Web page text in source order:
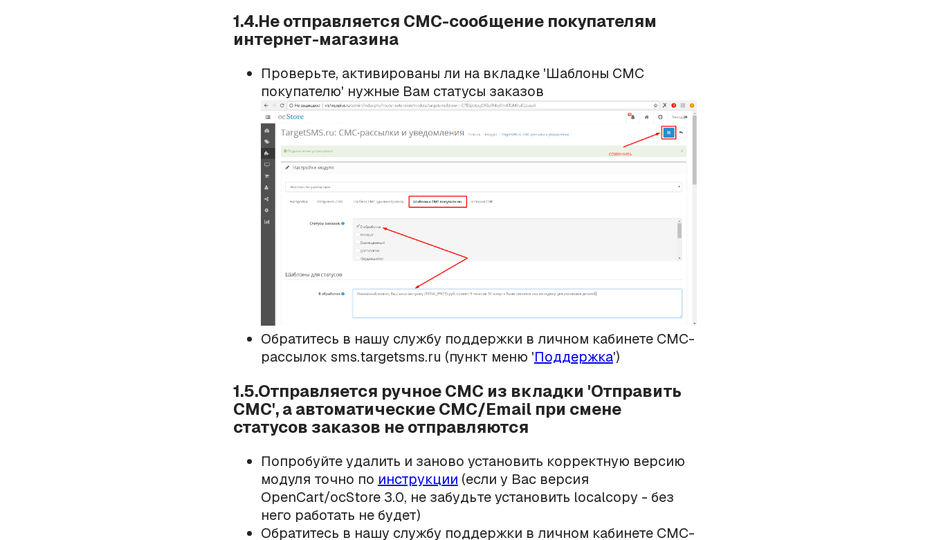
1.4.Не отправляется СМС-сообщение покупателям
интернет-магазина
Проверьте, активированы ли на вкладке 'Шаблоны СМС
покупателю' нужные Вам статусы заказов
Обратитесь в нашу службу поддержки в личном кабинете СМС-
рассылок sms.targetsms.ru (пункт меню 'Поддержка')
1.5.Отправляется ручное СМС из вкладки 'Отправить
СМС', а автоматические СМС/Email при смене
статусов заказов не отправляются
Попробуйте удалить и заново установить корректную версию
модуля точно по инструкции (если у Вас версия
OpenCart/ocStore 3.0, не забудьте установить localcopy - без
него работать не будет)
Обратитесь в нашу службу поддержки в личном кабинете СМС-